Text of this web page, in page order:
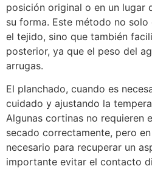
posición original o en un lugar
su forma. Este método no
el tejido, sino que también
posterior, ya que el peso del
arrugas.
El planchado, cuando es
cuidado y ajustando la
Algunas cortinas no requieren
secado correctamente, pero
necesario para recuperar un
importante evitar el contacto